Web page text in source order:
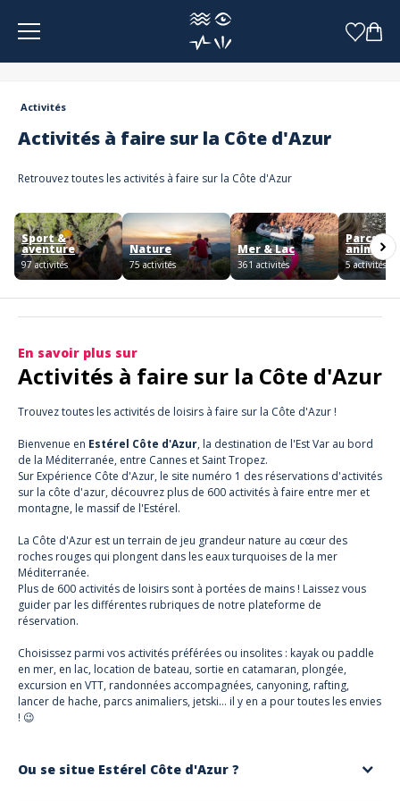
Panneau de gestion des cookies
Activités
Activités à faire sur la Côte d'Azur
Retrouvez toutes les activités à faire sur la Côte d'Azur
Sport &
aventure
97 activités
Nature
75 activités
Mer & Lac
361 activités
Parcs &
animaux
5 activités
En savoir plus sur
Activités à faire sur la Côte d'Azur
Trouvez toutes les activités de loisirs à faire sur la Côte d'Azur !
Bienvenue en Estérel Côte d'Azur, la destination de l'Est Var au bord
de la Méditerranée, entre Cannes et Saint Tropez.
Sur Expérience Côte d'Azur, le site numéro 1 des réservations d'activités
sur la côte d'azur, découvrez plus de 600 activités à faire entre mer et
montagne, le massif de l'Estérel.
La Côte d'Azur est un terrain de jeu grandeur nature au cœur des
roches rouges qui plongent dans les eaux turquoises de la mer
Méditerranée.
Plus de 600 activités de loisirs sont à portées de mains ! Laissez vous
guider par les différentes rubriques de notre plateforme de
réservation.
Choisissez parmi vos activités préférées ou insolites : kayak ou paddle
en mer, en lac, location de bateau, sortie en catamaran, plongée,
excursion en VTT, randonnées accompagnées, canyoning, rafting,
lancer de hache, parcs animaliers, jetski… il y en a pour toutes les envies
! 😉
Ou se situe Estérel Côte d'Azur ?